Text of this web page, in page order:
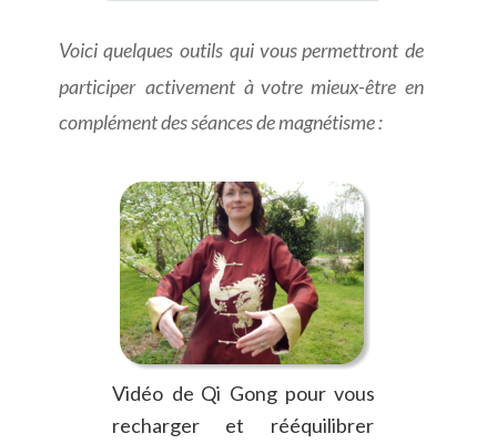
Voici quelques outils qui vouspermettront de
participer activement à votre mieux-être en
complément des séances de magnétisme :
Vidéo de Qi Gong pour vous
recharger
et
rééquilibrer